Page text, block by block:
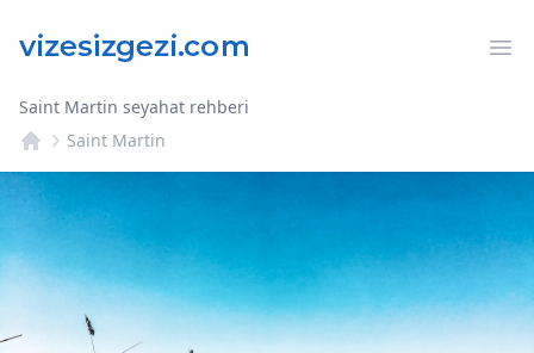
Saint Martin seyahat rehberi
Saint Martin